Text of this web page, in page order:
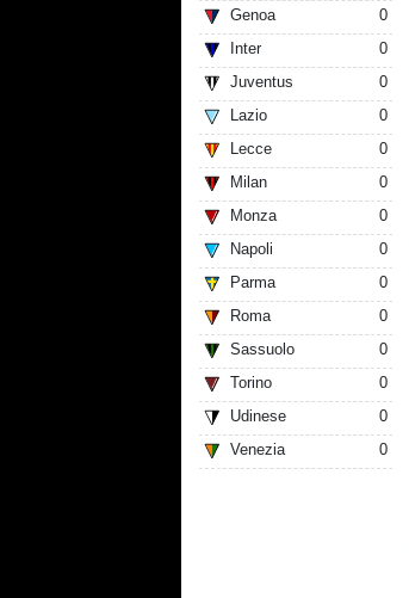
Genoa
0
Inter
0
Juventus
0
Lazio
0
Lecce
0
Milan
0
Monza
0
Napoli
0
Parma
0
Roma
0
Sassuolo
0
Torino
0
Udinese
0
Venezia
0